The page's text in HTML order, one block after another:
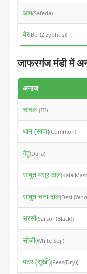
आम(Safeda)
बेर(Ber(Zizyphus))
जाफरगंज मंडी में
अनाज
चावल (III)
धान (सादा)(Common)
गेहूं(Dara)
साबुत मसूर दाल(Kala
साबुत चना दाल(Desi
सरसों(Sarson(Black))
सोजी(White Soji)
मटर (सूखी)(Peas(Dry))